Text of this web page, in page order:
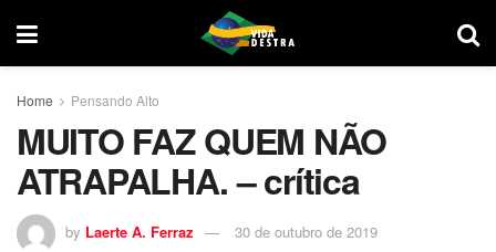
Home Pensando Alto
MUITO FAZ QUEM NÃO
ATRAPALHA. – crítica
by Laerte A. Ferraz 30 de outubro de 2019